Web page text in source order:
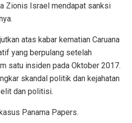
Zionis Israel mendapat sanksi
atas kabar kematian Caruana
yang berpulang setelah
satu insiden pada Oktober 2017.
skandal politik dan kejahatan
dan politisi.
Panama Papers.